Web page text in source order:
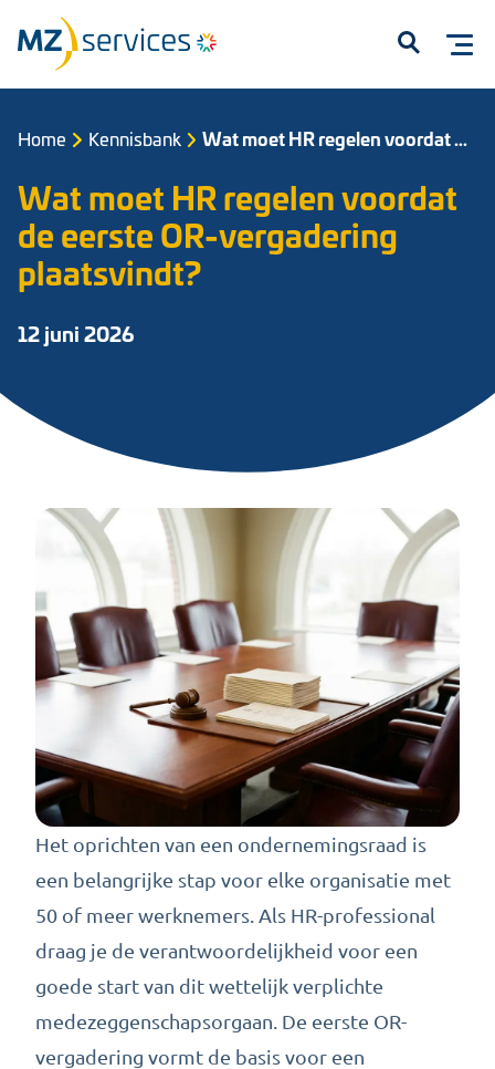
Home Kennisbank Wat moet HR regelen voordat de eerste OR-vergadering plaatsvindt?
Wat moet HR regelen voordat
de eerste OR-vergadering
plaatsvindt?
12 juni 2026
Het oprichten van een ondernemingsraad is
een belangrijke stap voor elke organisatie met
50 of meer werknemers. Als HR-professional
draag je de verantwoordelijkheid voor een
goede start van dit wettelijk verplichte
medezeggenschapsorgaan. De eerste OR-
vergadering vormt de basis voor een